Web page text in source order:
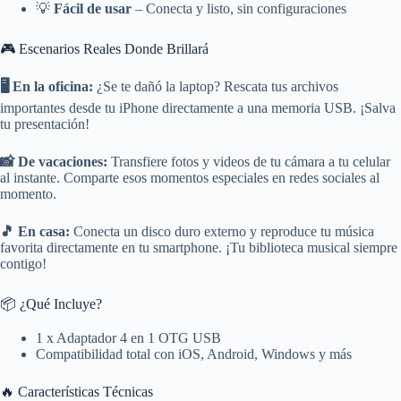
💡 Fácil de usar – Conecta y listo, sin configuraciones
🎮 Escenarios Reales Donde Brillará
🖥️ En la oficina: ¿Se te dañó la laptop? Rescata tus archivos
importantes desde tu iPhone directamente a una memoria USB. ¡Salva
tu presentación!
📸 De vacaciones: Transfiere fotos y videos de tu cámara a tu celular
al instante. Comparte esos momentos especiales en redes sociales al
momento.
🎵 En casa: Conecta un disco duro externo y reproduce tu música
favorita directamente en tu smartphone. ¡Tu biblioteca musical siempre
contigo!
📦 ¿Qué Incluye?
1 x Adaptador 4 en 1 OTG USB
Compatibilidad total con iOS, Android, Windows y más
🔥 Características Técnicas